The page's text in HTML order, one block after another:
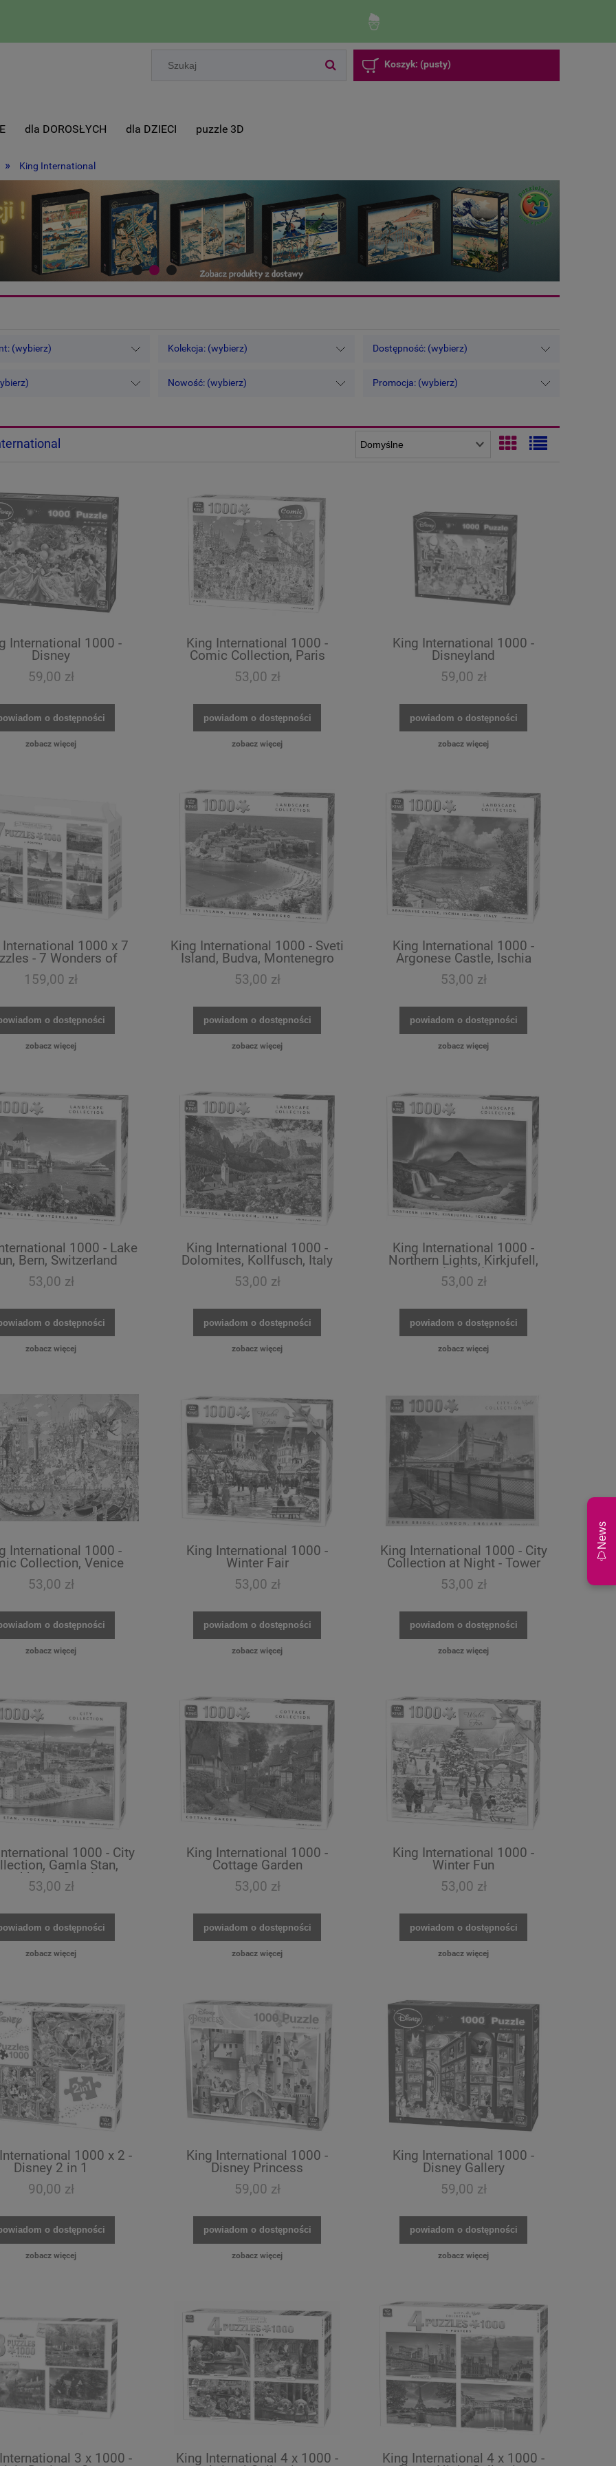
Koszyk: (pusty)
dla DOROSŁYCH dla DZIECI puzzle 3D
» King International
(wybierz) Kolekcja: (wybierz) Dostępność: (wybierz)
Nowość: (wybierz) Promocja: (wybierz)
International 1000 -
Disney
59,00 zł
o dostępności
zobacz więcej
King International 1000 -
Comic Collection, Paris
53,00 zł
powiadom o dostępności
zobacz więcej
King International 1000 -
Disneyland
59,00 zł
powiadom o dostępności
zobacz więcej
1000 x 7
- 7 Wonders of
Europe
159,00 zł
o dostępności
zobacz więcej
King International 1000 - Sveti
Island, Budva, Montenegro
53,00 zł
powiadom o dostępności
zobacz więcej
King International 1000 -
Argonese Castle, Ischia
Island, Italy
53,00 zł
powiadom o dostępności
zobacz więcej
1000 - Lake
Bern, Switzerland
53,00 zł
o dostępności
zobacz więcej
King International 1000 -
Dolomites, Kollfusch, Italy
53,00 zł
powiadom o dostępności
zobacz więcej
King International 1000 -
Northern Lights, Kirkjufell,
Iceland
53,00 zł
powiadom o dostępności
zobacz więcej
International 1000 -
Collection, Venice
53,00 zł
o dostępności
zobacz więcej
King International 1000 -
Winter Fair
53,00 zł
powiadom o dostępności
zobacz więcej
King International 1000 - City
Collection at Night - Tower
Bridge, London, England
53,00 zł
powiadom o dostępności
zobacz więcej
1000 - City
Gamla Stan,
Sweden
53,00 zł
o dostępności
zobacz więcej
King International 1000 -
Cottage Garden
53,00 zł
powiadom o dostępności
zobacz więcej
King International 1000 -
Winter Fun
53,00 zł
powiadom o dostępności
zobacz więcej
1000 x 2 -
Disney 2 in 1
90,00 zł
o dostępności
zobacz więcej
King International 1000 -
Disney Princess
59,00 zł
powiadom o dostępności
zobacz więcej
King International 1000 -
Disney Gallery
59,00 zł
powiadom o dostępności
zobacz więcej
3 x 1000 - King International 4 x 1000 - King International 4 x 1000 -
News